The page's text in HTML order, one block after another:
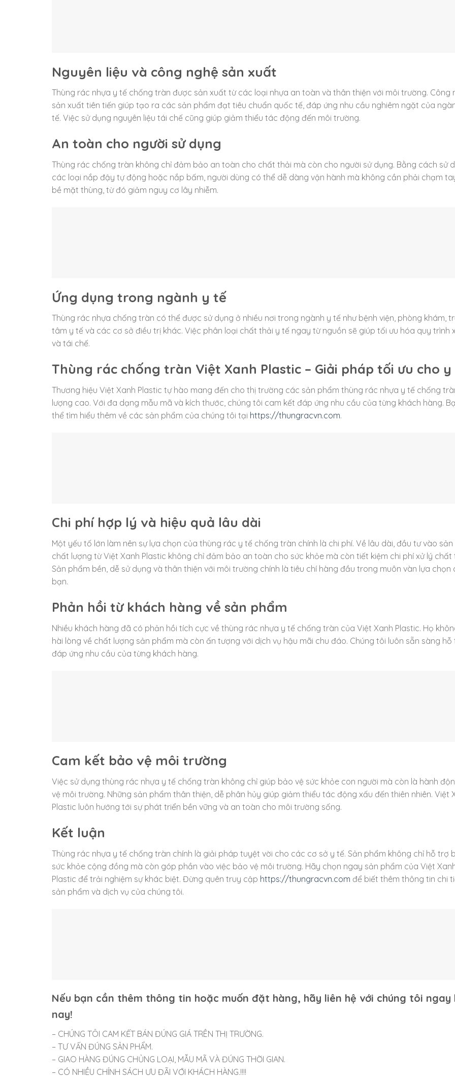
Nguyên liệu và công nghệ sản xuất
Thùng rác nhựa y tế chống tràn được sản xuất từ các loại nhựa an toàn và thân thiện với môi trường. Công
sản xuất tiên tiến giúp tạo ra các sản phẩm đạt tiêu chuẩn quốc tế, đáp ứng nhu cầu nghiêm ngặt của
tế. Việc sử dụng nguyên liệu tái chế cũng giúp giảm thiểu tác động đến môi trường.
An toàn cho người sử dụng
Thùng rác chống tràn không chỉ đảm bảo an toàn cho chất thải mà còn cho người sử dụng. Bằng cách sử
các loại nắp đậy tự động hoặc nắp bấm, người dùng có thể dễ dàng vận hành mà không cần phải chạm
bề mặt thùng, từ đó giảm nguy cơ lây nhiễm.
Ứng dụng trong ngành y tế
Thùng rác nhựa chống tràn có thể được sử dụng ở nhiều nơi trong ngành y tế như bệnh viện, phòng khám,
tâm y tế và các cơ sở điều trị khác. Việc phân loại chất thải y tế ngay từ nguồn sẽ giúp tối ưu hóa quy trình
và tái chế.
Thùng rác chống tràn Việt Xanh Plastic – Giải pháp tối ưu cho
Thương hiệu Việt Xanh Plastic tự hào mang đến cho thị trường các sản phẩm thùng rác nhựa y tế chống
lượng cao. Với đa dạng mẫu mã và kích thước, chúng tôi cam kết đáp ứng nhu cầu của từng khách hàng.
thể tìm hiểu thêm về các sản phẩm của chúng tôi tại https://thungracvn.com.
Chi phí hợp lý và hiệu quả lâu dài
Một yếu tố lớn làm nên sự lựa chọn của thùng rác y tế chống tràn chính là chi phí. Về lâu dài, đầu tư vào
chất lượng từ Việt Xanh Plastic không chỉ đảm bảo an toàn cho sức khỏe mà còn tiết kiệm chi phí xử lý chất
Sản phẩm bền, dễ sử dụng và thân thiện với môi trường chính là tiêu chí hàng đầu trong muôn vàn lựa chọn
bạn.
Phản hồi từ khách hàng về sản phẩm
Nhiều khách hàng đã có phản hồi tích cực về thùng rác nhựa y tế chống tràn của Việt Xanh Plastic. Họ
hài lòng về chất lượng sản phẩm mà còn ấn tượng với dịch vụ hậu mãi chu đáo. Chúng tôi luôn sẵn sàng hỗ
đáp ứng nhu cầu của từng khách hàng.
Cam kết bảo vệ môi trường
Việc sử dụng thùng rác nhựa y tế chống tràn không chỉ giúp bảo vệ sức khỏe con người mà còn là hành
vệ môi trường. Những sản phẩm thân thiện, dễ phân hủy giúp giảm thiểu tác động xấu đến thiên nhiên. Việt
Plastic luôn hướng tới sự phát triển bền vững và an toàn cho môi trường sống.
Kết luận
Thùng rác nhựa y tế chống tràn chính là giải pháp tuyệt vời cho các cơ sở y tế. Sản phẩm không chỉ hỗ trợ
sức khỏe cộng đồng mà còn góp phần vào việc bảo vệ môi trường. Hãy chọn ngay sản phẩm của Việt
Plastic để trải nghiệm sự khác biệt. Đừng quên truy cập https://thungracvn.com để biết thêm thông tin chi
sản phẩm và dịch vụ của chúng tôi.
Nếu bạn cần thêm thông tin hoặc muốn đặt hàng, hãy liên hệ với chúng tôi ngay
nay!
– CHÚNG TÔI CAM KẾT BÁN ĐÚNG GIÁ TRÊN THỊ TRƯỜNG.
– TƯ VẤN ĐÚNG SẢN PHẨM.
– GIAO HÀNG ĐÚNG CHỦNG LOẠI, MẪU MÃ VÀ ĐÚNG THỜI GIAN.
– CÓ NHIỀU CHÍNH SÁCH ƯU ĐÃI VỚI KHÁCH HÀNG.!!!!